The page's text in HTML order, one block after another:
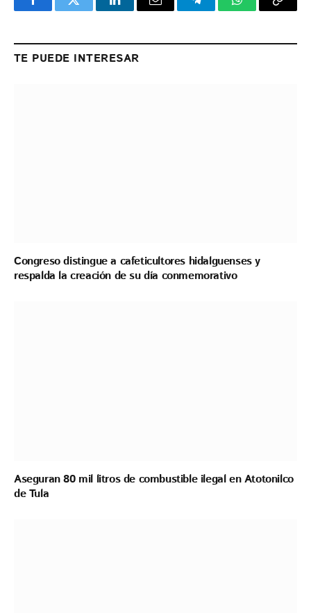
FacebookTwitter LinkedInEmail TelegramWhatsApp
Copy
TE PUEDE INTERESAR
Congreso distingue a cafeticultores hidalguenses y
respalda la creación de su día conmemorativo
Aseguran 80 mil litros de combustible ilegal en Atotonilco
de Tula